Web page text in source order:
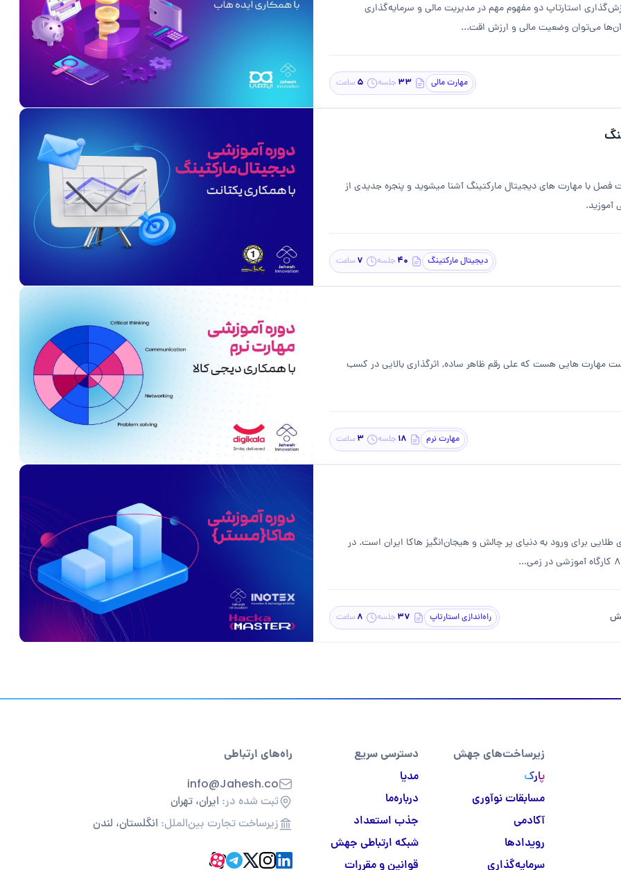
استارتاپ دو مفهوم مهم در مدیریت مالی و سرمایه‌گذاری
می‌توان وضعیت مالی و ارزش اقت...
مهارت مالی ۳۳ جلسه 5ساعت
فصل با مهارت های دیجیتال مارکتینگ آشنا میشوید و پنجره جدیدی از
دیجیتال مارکتینگ ۴۰ جلسه 7ساعت
مهارت هایی هست که علی رقم ظاهر ساده, اثرگذاری بالایی در کسب
مهارت نرم ۱۸ جلسه 3ساعت
طلایی برای ورود به دنیای پر چالش و هیجان‌انگیز هاکا ایران است. در
راه‌اندازی استارتاپ ۳۷ جلسه 8ساعت
زیرساخت‌های جهش
پارک
مسابقات نوآوری
آکادمی
رویدادها
سرمایه‌گذاری
دسترسی سریع
مدیا
درباره‌ما
جذب استعداد
شبکه ارتباطی جهش
قوانین و مقررات
راه‌های ارتباطی
info@Jahesh.co
ثبت شده در: ایران، تهران
زیرساخت تجارت بین‌الملل: انگلستان، لندن